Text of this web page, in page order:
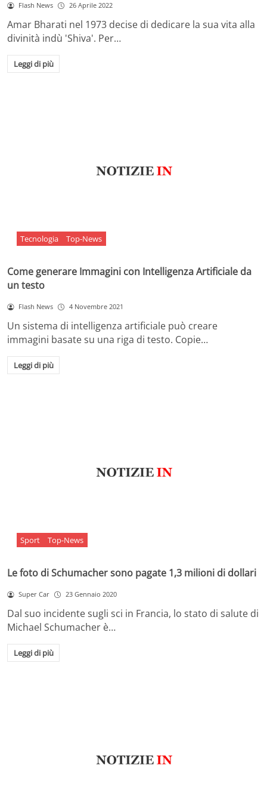
Flash News 26 Aprile 2022
Amar Bharati nel 1973 decise di dedicare la sua vita alla
divinità indù 'Shiva'. Per…
Leggi di più
Tecnologia Top-News
Come generare Immagini con Intelligenza Artificiale da
un testo
Flash News 4 Novembre 2021
Un sistema di intelligenza artificiale può creare
immagini basate su una riga di testo. Copie…
Leggi di più
Sport Top-News
Le foto di Schumacher sono pagate 1,3 milioni di dollari
Super Car 23 Gennaio 2020
Dal suo incidente sugli sci in Francia, lo stato di salute di
Michael Schumacher è…
Leggi di più